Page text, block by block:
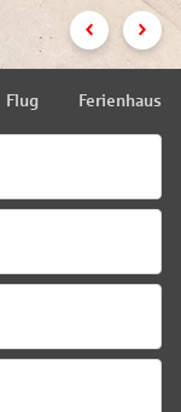
Flug Ferienhaus